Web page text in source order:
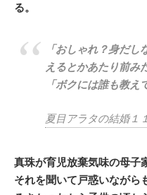
る。
「おしゃれ？身だ
えるとかあたり前み
「ボクには誰も教え
夏目アラタの結婚
真珠が育児放棄気味の母子
それを聞いて戸惑いながら